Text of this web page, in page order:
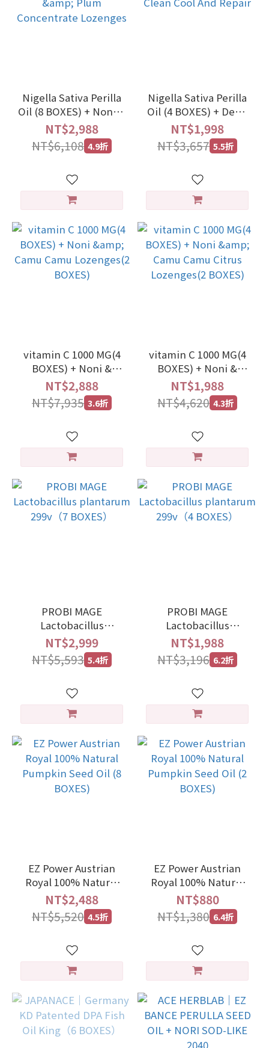
Nigella Sativa Perilla
Oil (8 BOXES) + Noni &
Plum Concentrate
Lozenges
NT$2,988
NT$6,108 4.9折
Nigella Sativa Perilla
Oil (4 BOXES) + Deep
Clean Cool And Repair
NT$1,998
NT$3,657 5.5折
vitamin C 1000 MG(4
BOXES) + Noni &
Camu Camu
Lozenges(2 BOXES)
NT$2,888
NT$7,935 3.6折
vitamin C 1000 MG(4
BOXES) + Noni &
Camu Camu Citrus
Lozenges(2 BOXES)
NT$1,988
NT$4,620 4.3折
PROBI MAGE
Lactobacillus
plantarum 299v（7
BOXES）
NT$2,999
NT$5,593 5.4折
PROBI MAGE
Lactobacillus
plantarum 299v（4
BOXES）
NT$1,988
NT$3,196 6.2折
EZ Power Austrian
Royal 100% Natural
Pumpkin Seed Oil (8
BOXES)
NT$2,488
NT$5,520 4.5折
EZ Power Austrian
Royal 100% Natural
Pumpkin Seed Oil (2
BOXES)
NT$880
NT$1,380 6.4折